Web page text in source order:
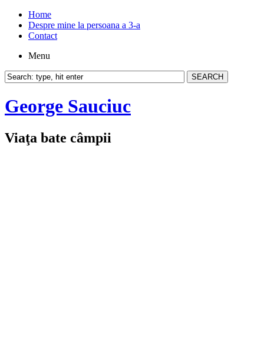
Home
Despre mine la persoana a 3-a
Contact
Menu
George Sauciuc
Viaţa bate câmpii